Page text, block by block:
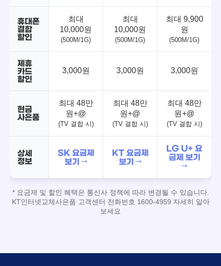
휴대폰
결합
할인
최대
10,000원
(500M/1G)
최대
10,000원
(500M/1G)
최대 9,900
원
(500M/1G)
제휴
카드
할인
3,000원 3,000원 3,000원
현금
사은품
최대 48만
원+@
(TV 결합 시)
최대 48만
원+@
(TV 결합 시)
최대 48만
원+@
(TV 결합 시)
상세
정보
SK 요금제
보기 →
KT 요금제
보기 →
LG U+ 요
금제 보기
→
* 요금제 및 할인 혜택은 통신사 정책에 따라 변경될 수 있습니다.
KT인터넷교체사은품 고객센터 전화번호 1600-4959 자세히 알아
보세요